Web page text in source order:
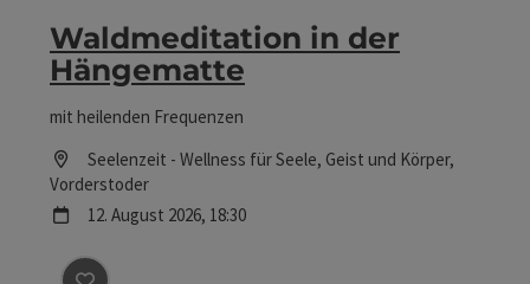
Waldmeditation in der
Hängematte
mit heilenden Frequenzen
Location
Seelenzeit - Wellness für Seele, Geist und Körper,
Vorderstoder
Nächster Termin
12. August 2026, 18:30